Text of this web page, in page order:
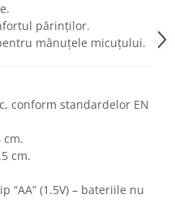
părinților.
mânuțele micuțului.
conform standardelor EN
cm.
cm.
“AA” (1.5V) – bateriile nu